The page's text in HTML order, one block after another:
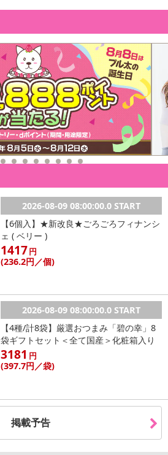
2026-08-09 08:00:00.0 START
【6個入】★新改良★ごろごろフィナンシ
ェ ( ベリー )
1417円
(236.2円 ／個)
2026-08-09 08:00:00.0 START
【4種/計8袋】厳選おつまみ「碧の幸」8
袋ギフトセット＜全て国産＞化粧箱入り
3181 円
(397.7円／袋)
掲載予告